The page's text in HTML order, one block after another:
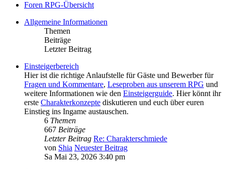
Foren RPG-Übersicht
Allgemeine Informationen
Themen
Beiträge
Letzter Beitrag
Einsteigerbereich
Hier ist die richtige Anlaufstelle für Gäste und Bewerber für
Fragen und Kommentare, Leseproben aus unserem RPG und
weitere Informationen wie den Einsteigerguide. Hier könnt ihr
erste Charakterkonzepte diskutieren und euch über euren
Einstieg ins Ingame austauschen.
6 Themen
667 Beiträge
Letzter Beitrag Re: Charakterschmiede
von Shia Neuester Beitrag
Sa Mai 23, 2026 3:40 pm